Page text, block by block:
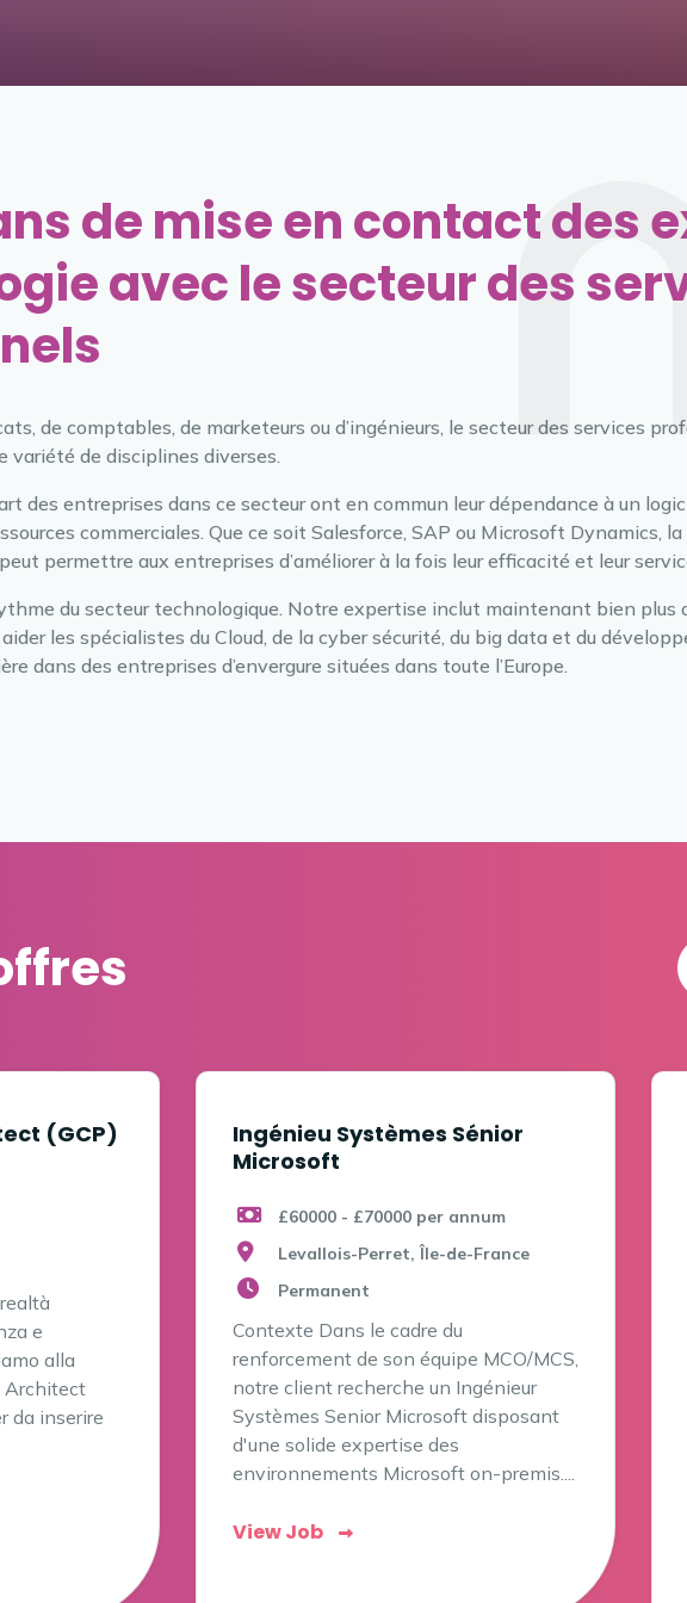
de mise en contact des
avec le secteur des
de comptables, de marketeurs ou d’ingénieurs, le secteur des services
variété de disciplines diverses.
des entreprises dans ce secteur ont en commun leur dépendance à un
commerciales. Que ce soit Salesforce, SAP ou Microsoft Dynamics,
permettre aux entreprises d’améliorer à la fois leur efficacité et leur
du secteur technologique. Notre expertise inclut maintenant bien plus
les spécialistes du Cloud, de la cyber sécurité, du big data et du
dans des entreprises d’envergure situées dans toute l’Europe.
(GCP)
e
alla
Architect
da inserire
Ingénieu Systèmes Sénior
Microsoft
£60000 - £70000 per annum
Levallois-Perret, Île-de-France
Permanent
Contexte Dans le cadre du
renforcement de son équipe MCO/MCS,
notre client recherche un Ingénieur
Systèmes Senior Microsoft disposant
d'une solide expertise des
environnements Microsoft on-premis....
View Job